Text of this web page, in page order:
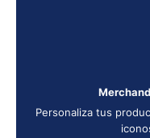
Personaliza tus